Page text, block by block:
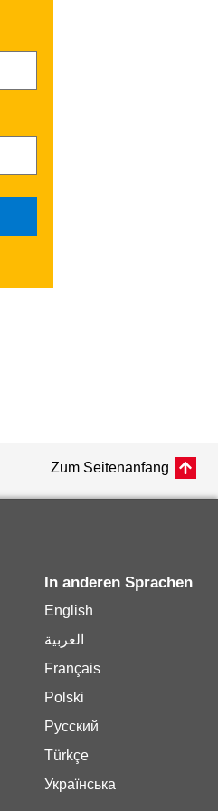
Zum Seitenanfang
In anderen Sprachen
English
العربية
Français
Polski
Русский
Türkçe
Українська